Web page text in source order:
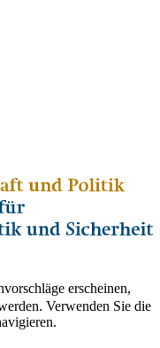
erscheinen,
Verwenden Sie die